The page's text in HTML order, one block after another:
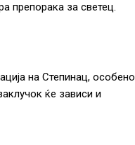
препорака за светец.
на Степинац, особено
ќе зависи и